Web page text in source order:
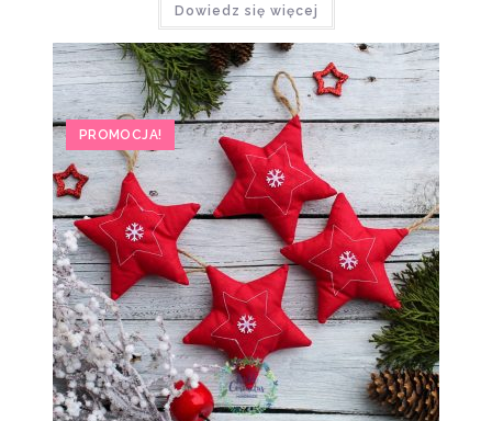
6,00 zł. 5,00 zł.
Dowiedz się więcej
PROMOCJA!